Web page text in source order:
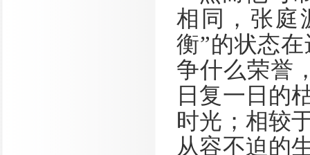
相同，张庭
衡”的状态
争什么荣誉
日复一日的
时光；相较
从容不迫的